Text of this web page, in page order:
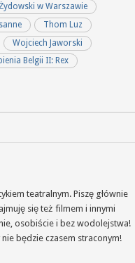
w Warszawie
Thom Luz
Wojciech Jaworski
Belgii II: Rex
teatralnym. Piszę głównie
się też filmem i innymi
osobiście i bez wodolejstwa!
będzie czasem straconym!